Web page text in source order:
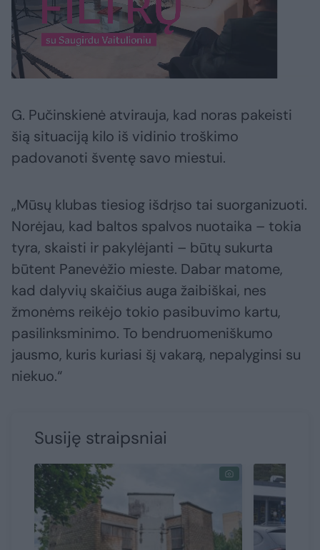
G. Pučinskienė atvirauja, kad noras pakeisti
šią situaciją kilo iš vidinio troškimo
padovanoti šventę savo miestui.
„Mūsų klubas tiesiog išdrįso tai suorganizuoti.
Norėjau, kad baltos spalvos nuotaika – tokia
tyra, skaisti ir pakylėjanti – būtų sukurta
būtent Panevėžio mieste. Dabar matome,
kad dalyvių skaičius auga žaibiškai, nes
žmonėms reikėjo tokio pasibuvimo kartu,
pasilinksminimo. To bendruomeniškumo
jausmo, kuris kuriasi šį vakarą, nepalyginsi su
niekuo.“
Susiję straipsniai